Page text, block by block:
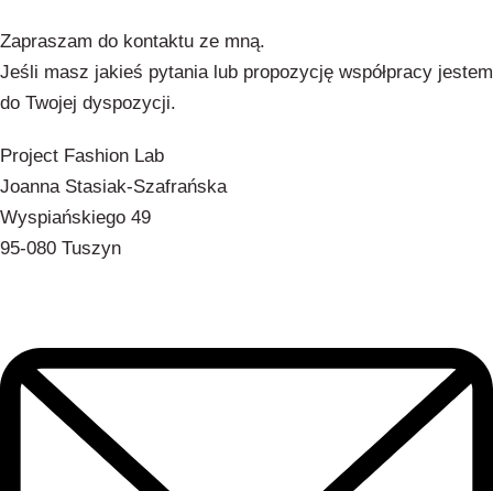
Zapraszam do kontaktu ze mną.
Jeśli masz jakieś pytania lub propozycję współpracy jestem
do Twojej dyspozycji.
Project Fashion Lab
Joanna Stasiak-Szafrańska
Wyspiańskiego 49
95-080 Tuszyn